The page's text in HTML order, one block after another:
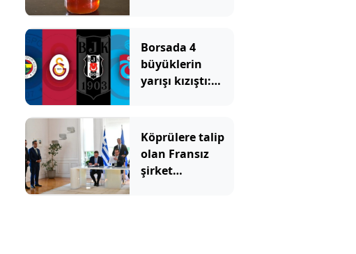
Borsada 4
büyüklerin
yarışı kızıştı:
takım Beşiktaş
Köprülere talip
olan Fransız
şirket